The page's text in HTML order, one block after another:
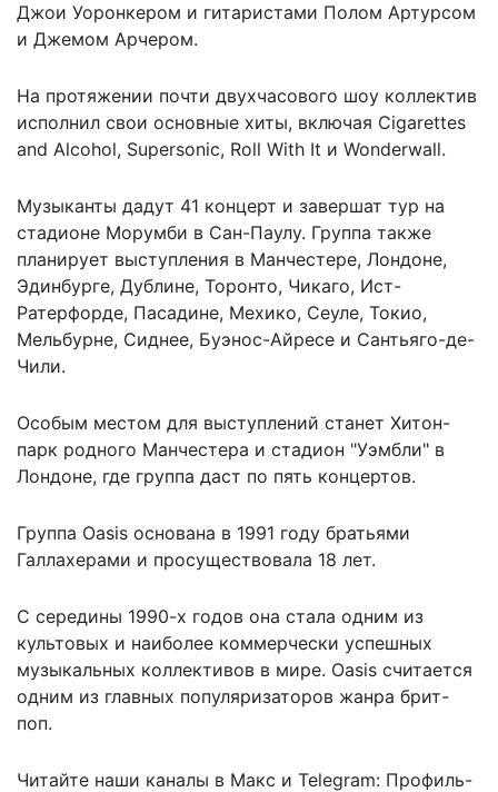
Джои Уоронкером и гитаристами Полом Артурсом
и Джемом Арчером.
На протяжении почти двухчасового шоу коллектив
исполнил свои основные хиты, включая Cigarettes
and Alcohol, Supersonic, Roll With It и Wonderwall.
Музыканты дадут 41 концерт и завершат тур на
стадионе Морумби в Сан-Паулу. Группа также
планирует выступления в Манчестере, Лондоне,
Эдинбурге, Дублине, Торонто, Чикаго, Ист-
Ратерфорде, Пасадине, Мехико, Сеуле, Токио,
Мельбурне, Сиднее, Буэнос-Айресе и Сантьяго-де-
Чили.
Особым местом для выступлений станет Хитон-
парк родного Манчестера и стадион "Уэмбли" в
Лондоне, где группа даст по пять концертов.
Группа Oasis основана в 1991 году братьями
Галлахерами и просуществовала 18 лет.
С середины 1990-х годов она стала одним из
культовых и наиболее коммерчески успешных
музыкальных коллективов в мире. Oasis считается
одним из главных популяризаторов жанра брит-
поп.
Читайте наши каналы в Макс и Telegram: Профиль-